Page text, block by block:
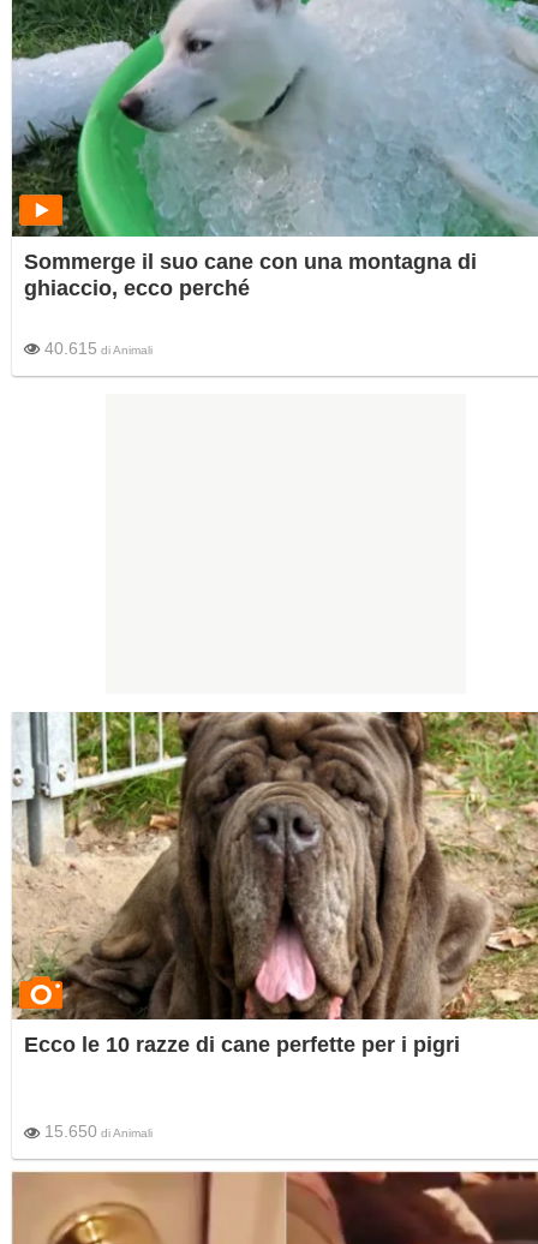
Sommerge il suo cane con una montagna di
ghiaccio, ecco perché
40.615 diAnimali
Ecco le 10 razze di cane perfette per i pigri
15.650 diAnimali